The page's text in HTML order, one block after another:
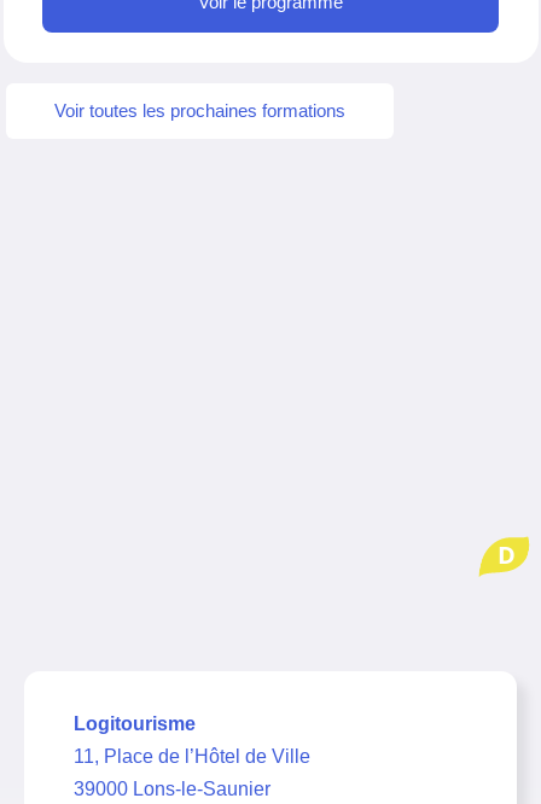
Voir toutes les prochaines formations
Logitourisme
11, Place de l’Hôtel de Ville
39000 Lons-le-Saunier
D